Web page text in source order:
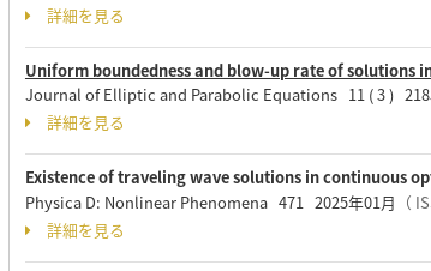
詳細を見る
Uniform boundedness and blow-up rate of solutions
Journal of Elliptic and Parabolic Equations 11 ( 3 )
詳細を見る
Existence of traveling wave solutions in continuous
Physica D: Nonlinear Phenomena 471 2025年01月 （
詳細を見る